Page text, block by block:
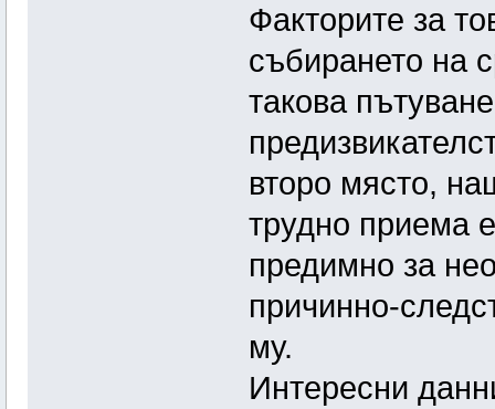
Факторите за
събирането на
такова
второ място,
трудно приема
предимно за
причинно-
му.
Интересни